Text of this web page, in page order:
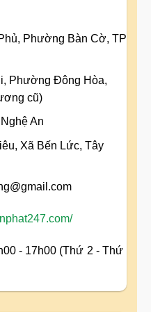
Phường Bàn Cờ, TP
Phường Đông Hòa,
cũ)
An
Xã Bến Lức, Tây
- 17h00 (Thứ 2 - Thứ